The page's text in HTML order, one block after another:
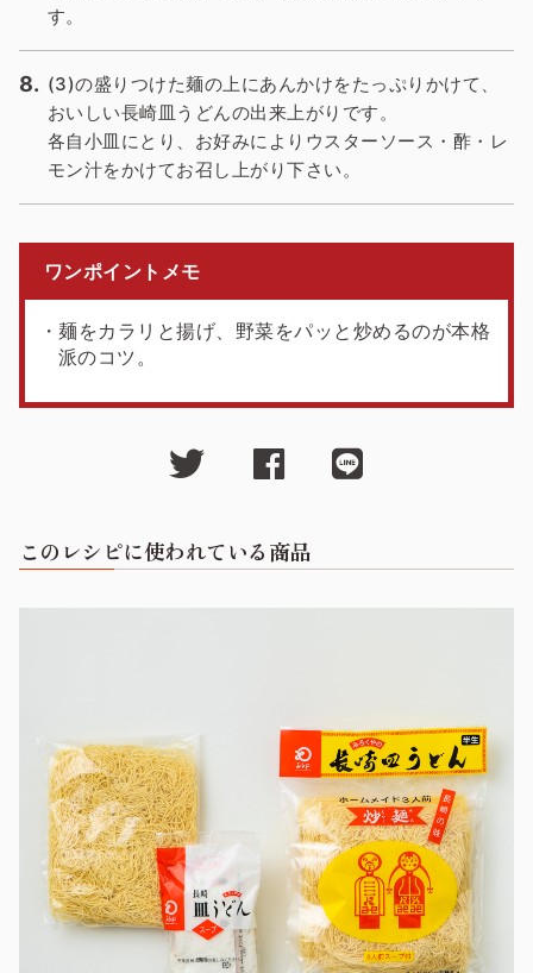
す。
(3)の盛りつけた麺の上にあんかけをたっぷりかけて、
おいしい長崎皿うどんの出来上がりです。
各自小皿にとり、お好みによりウスターソース・酢・レ
モン汁をかけてお召し上がり下さい。
ワンポイントメモ
麺をカラリと揚げ、野菜をパッと炒めるのが本格
派のコツ。
このレシピに使われている商品